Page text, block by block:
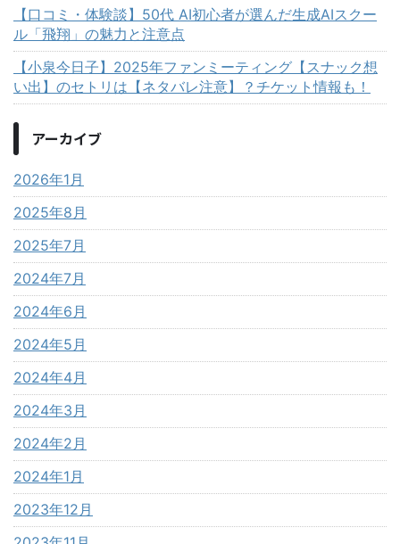
【口コミ・体験談】50代 AI初心者が選んだ生成AIスクー
ル「飛翔」の魅力と注意点
【小泉今日子】2025年ファンミーティング【スナック想
い出】のセトリは【ネタバレ注意】？チケット情報も！
アーカイブ
2026年1月
2025年8月
2025年7月
2024年7月
2024年6月
2024年5月
2024年4月
2024年3月
2024年2月
2024年1月
2023年12月